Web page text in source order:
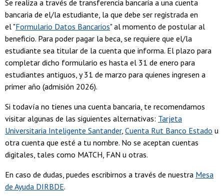
Se realiza a través de transferencia bancaria a una cuenta
bancaria de el/la estudiante, la que debe ser registrada en
el "Formulario Datos Bancarios" al momento de postular al
beneficio. Para poder pagar la beca, se requiere que el/la
estudiante sea titular de la cuenta que informa. El plazo para
completar dicho formulario es hasta el 31 de enero para
estudiantes antiguos, y 31 de marzo para quienes ingresen a
primer año (admisión 2026).
Si todavía no tienes una cuenta bancaria, te recomendamos
visitar algunas de las siguientes alternativas: Tarjeta
Universitaria Inteligente Santander, Cuenta Rut Banco Estado u
otra cuenta que esté a tu nombre. No se aceptan cuentas
digitales, tales como MATCH, FAN u otras.
En caso de dudas, puedes escribirnos a través de nuestra Mesa
de Ayuda DIRBDE.